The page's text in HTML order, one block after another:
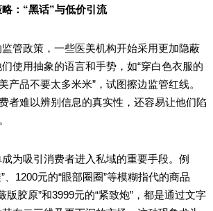
：“黑话”与低价引流
政策，一些医美机构开始采用更加隐蔽
使用抽象的语言和手势，如“穿白色衣服的
产品不要太多米米”，试图擦边监管红线。
者难以辨别信息的真实性，还容易让他们陷
吸引消费者进入私域的重要手段。例
、1200元的“眼部圈圈”等模糊指代的商品
版胶原”和3999元的“紧致炮”，都是通过文字